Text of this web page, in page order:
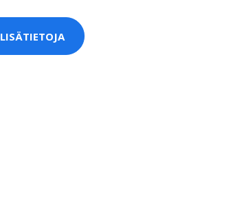
LISÄTIETOJA